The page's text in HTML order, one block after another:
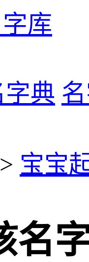
库
典
> 宝宝
名